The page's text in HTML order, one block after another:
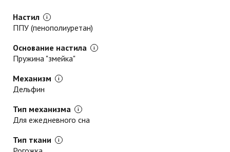
Настил
ППУ (пенополиуретан)
Основание настила
Пружина "змейка"
Механизм
Дельфин
Тип механизма
Для ежедневного сна
Тип ткани